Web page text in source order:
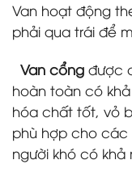
Van hoạt động
phải qua trái để
Van cổng được
hoàn toàn có
hóa chất tốt, vỏ
phù hợp cho
người khó có khả